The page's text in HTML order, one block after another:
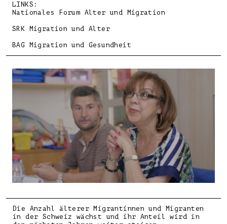
LINKS:
Nationales Forum Alter und Migration
SRK Migration und Alter
BAG Migration und Gesundheit
Die Anzahl älterer Migrantinnen und Migranten
in der Schweiz wächst und ihr Anteil wird in